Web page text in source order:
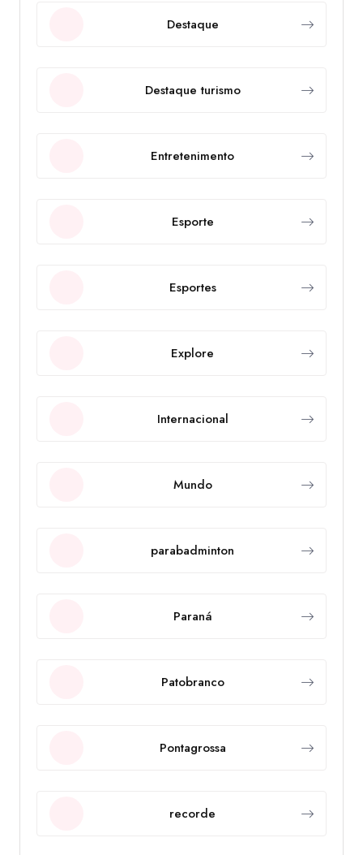
Destaque
Destaque turismo
Entretenimento
Esporte
Esportes
Explore
Internacional
Mundo
parabadminton
Paraná
Patobranco
Pontagrossa
recorde